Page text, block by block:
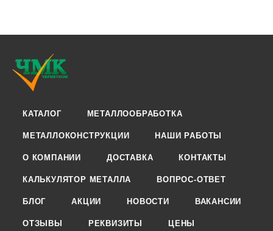
КАТАЛОГ МЕТАЛЛООБРАБОТКА
МЕТАЛЛОКОНСТРУКЦИИ НАШИ РАБОТЫ
О КОМПАНИИ ДОСТАВКА КОНТАКТЫ
КАЛЬКУЛЯТОР МЕТАЛЛА ВОПРОС-ОТВЕТ
БЛОГ АКЦИИ НОВОСТИ ВАКАНСИИ
ОТЗЫВЫ РЕКВИЗИТЫ ЦЕНЫ